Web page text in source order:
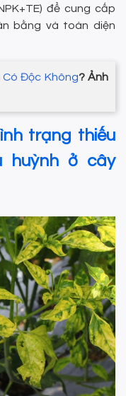
để cung cấp
bằng và toàn diện
Có Độc Không? Ảnh
trạng thiếu
huỳnh ở cây